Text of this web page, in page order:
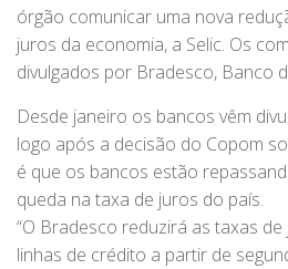
órgão comunicar uma nova
juros da economia, a Selic. Os
divulgados por Bradesco, Banco
Desde janeiro os bancos vêm
logo após a decisão do Copom
é que os bancos estão
queda na taxa de juros do país.
“O Bradesco reduzirá as taxas
linhas de crédito a partir de